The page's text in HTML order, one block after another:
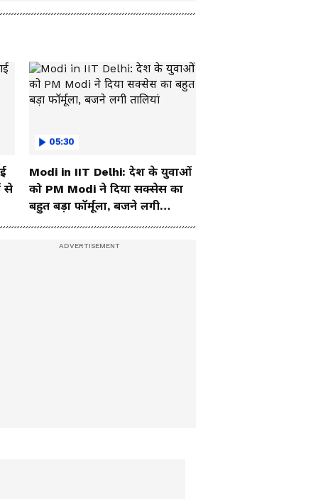
से
05:30
Modi in IIT Delhi: देश के युवाओं
को PM Modi ने दिया सक्सेस का
बहुत बड़ा फॉर्मूला, बजने लगी
तालियां